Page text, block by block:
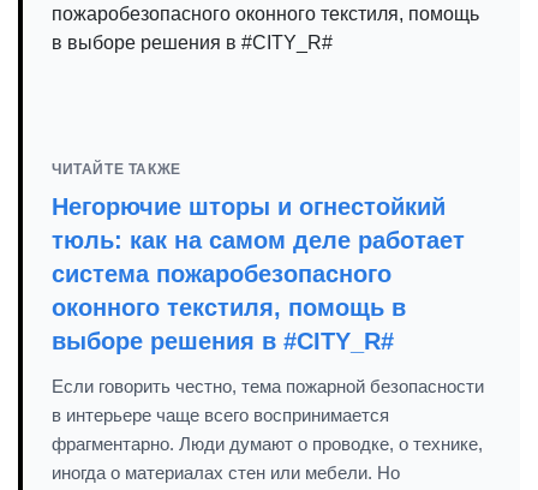
ЧИТАЙТЕ ТАКЖЕ
Негорючие шторы и огнестойкий
тюль: как на самом деле работает
система пожаробезопасного
оконного текстиля, помощь в
выборе решения в #CITY_R#
Если говорить честно, тема пожарной безопасности
в интерьере чаще всего воспринимается
фрагментарно. Люди думают о проводке, о технике,
иногда о материалах стен или мебели. Но